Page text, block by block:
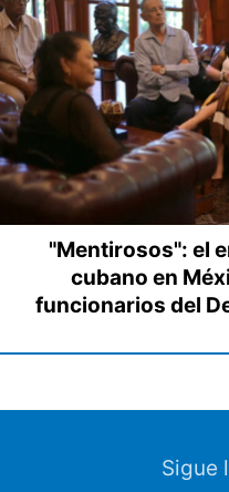
"Mentirosos": el
cubano en
funcionarios del
Sigue